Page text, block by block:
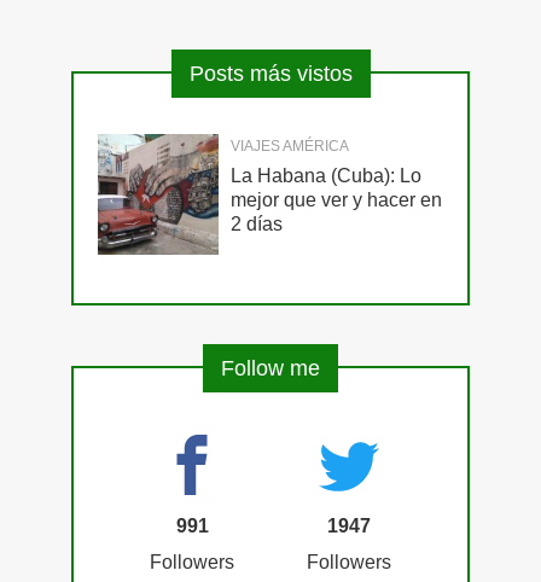
Posts más vistos
VIAJES AMÉRICA
La Habana (Cuba): Lo
mejor que ver y hacer en
2 días
Follow me
991
Followers
1947
Followers